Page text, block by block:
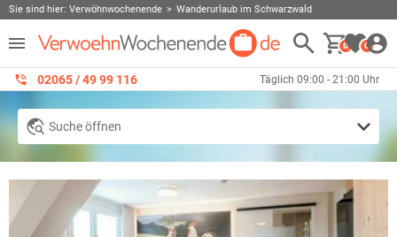
Sie sind hier: Verwöhnwochenende Wanderurlaub im Schwarzwald
0 0
02065 / 49 ‌99 116 Täglich 09:00 - 21:00 Uhr
Suche öffnen